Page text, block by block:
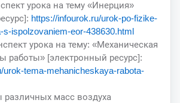
урока на тему «Инерция»
https://infourok.ru/urok-po-fizike-
ispolzovaniem-eor-438630.html
урока на тему: «Механическая
работы» [электронный ресурс]:
urok-tema-mehanicheskaya-rabota-
масс воздуха